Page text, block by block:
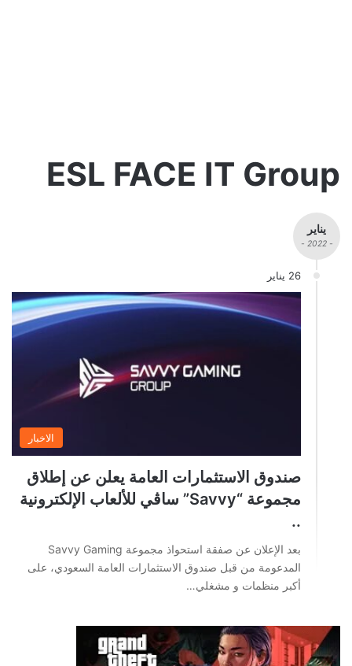
ESL FACE IT Group
يناير
- 2022 -
26 يناير
الاخبار
صندوق الاستثمارات العامة يعلن عن إطلاق
مجموعة “Savvy” ساڤي للألعاب الإلكترونية
..
بعد الإعلان عن صفقة استحواذ مجموعة Savvy Gaming
المدعومة من قبل صندوق الاستثمارات العامة السعودي، على
أكبر منظمات و مشغلي…